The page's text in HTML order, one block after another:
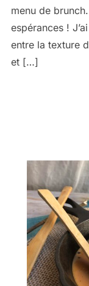
menu de
espérances !
entre la texture
et […]